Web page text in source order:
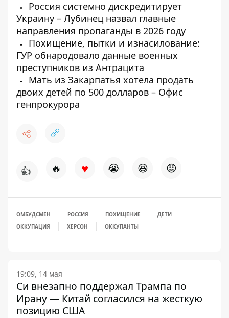
Россия системно дискредитирует
Украину – Лубинец назвал главные
направления пропаганды в 2026 году
Похищение, пытки и изнасилование:
ГУР обнародовало данные военных
преступников из Антрацита
Мать из Закарпатья хотела продать
двоих детей по 500 долларов – Офис
генпрокурора
👍 🔥 ♥ 😭 😆 😡
ОМБУДСМЕН РОССИЯ ПОХИЩЕНИЕ
ДЕТИ
ОККУПАЦИЯ
ХЕРСОН ОККУПАНТЫ
19:09, 14 мая
Си внезапно поддержал Трампа по
Ирану — Китай согласился на жесткую
позицию США